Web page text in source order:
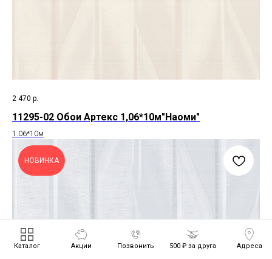
2 470 р.
11295-02 Обои Артекс 1,06*10м"Наоми"
1.06*10м
НОВИНКА
Каталог Акции Позвонить 500 ₽ за друга Адреса